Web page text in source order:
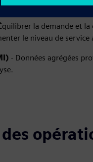
et ERP et gérer
la demande et
le niveau de service
- Données agrégées